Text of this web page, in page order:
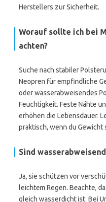
Herstellers zur Sicherheit.
Worauf sollte ich bei
achten?
Suche nach stabiler
Neopren für empfindliche
oder wasserabweisendes
Feuchtigkeit. Feste Nähte
erhöhen die Lebensdauer.
praktisch, wenn du Gewicht
Sind
Ja, sie schützen vor
leichtem Regen. Beachte,
gleich wasserdicht ist. Bei